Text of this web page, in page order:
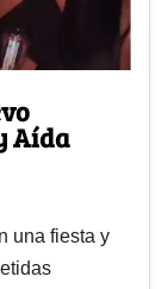
Aída
una fiesta y